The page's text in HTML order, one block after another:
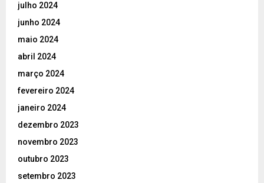
julho 2024
junho 2024
maio 2024
abril 2024
março 2024
fevereiro 2024
janeiro 2024
dezembro 2023
novembro 2023
outubro 2023
setembro 2023